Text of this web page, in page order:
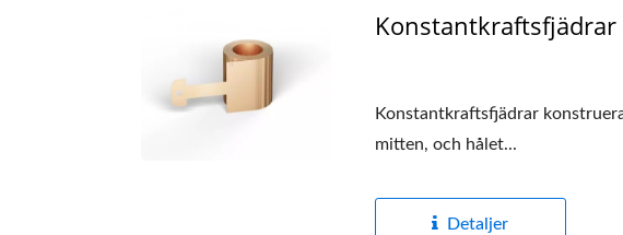
Konstantkraftsfjädrar
Konstantkraftsfjädrar
mitten, och hålet...
Detaljer